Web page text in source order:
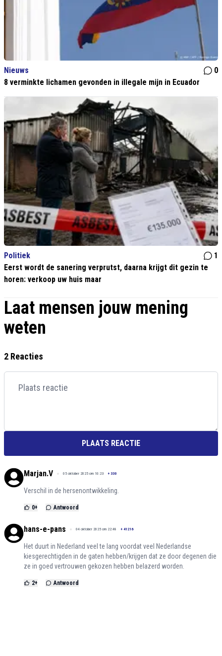
Nieuws
0
8 verminkte lichamen gevonden in illegale mijn in Ecuador
Politiek
1
Eerst wordt de sanering verprutst, daarna krijgt dit gezin te
horen: verkoop uw huis maar
Laat mensen jouw mening
weten
2 Reacties
PLAATS REACTIE
Marjan.V 05 oktober 2025 om 10:23 + 330
Verschil in de hersenontwikkeling.
0+ Antwoord
hans-e-pans 04 oktober 2025 om 22:48 + 41216
Het duurt in Nederland veel te lang voordat veel Nederlandse
kiesgerechtigden in de gaten hebben/krijgen dat ze door degenen die
ze in goed vertrouwen gekozen hebben belazerd worden.
2+ Antwoord